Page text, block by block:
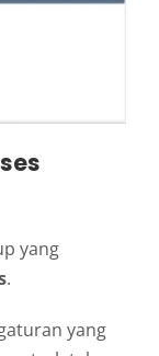
yang
.
yang